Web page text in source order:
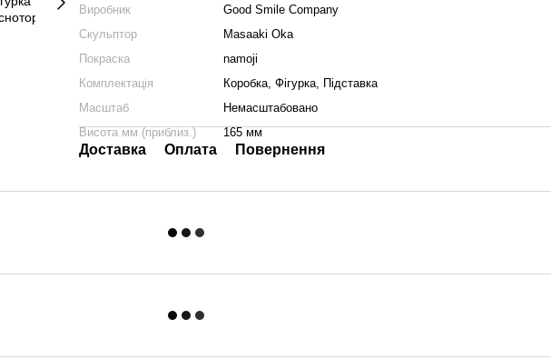
Виробник
Good Smile Company
Скульптор
Masaaki Oka
Покраска
namoji
Комплектація
Коробка, Фігурка, Підставка
Масштаб
Немасштабовано
Висота мм (приблиз.)
165 мм
Доставка Оплата Повернення